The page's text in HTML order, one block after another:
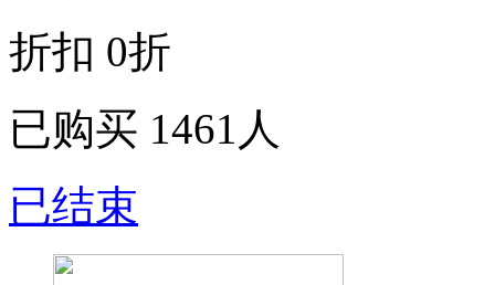
折扣 0折
已购买 1461人
已结束